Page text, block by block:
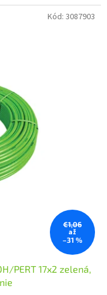
€1,06
až
–31 %
PERT 17x2 zelená,
Kód: 3087903